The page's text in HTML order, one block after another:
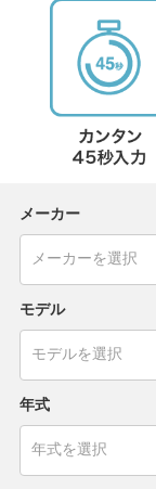
メーカー
モデル
年式